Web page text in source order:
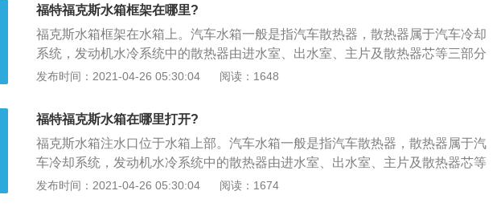
发动机；4、启动发动机后，罐内冷却液会慢慢减少，这时候再添加适量的冷却
液到膨胀罐内，直至液面达到冷却液膨胀罐MAX和MIN度之间的位置；5、重新
装上盖子，确保压力盖用手拧紧并完全入位。
福特福克斯水箱框架在哪里?
福克斯水箱框架在水箱上。汽车水箱一般是指汽车散热器，散热器属于汽车冷却
系统，发动机水冷系统中的散热器由进水室、出水室、主片及散热器芯等三部分
构成。汽车水箱加水步骤如下：1、逆时针方向转动压力盖，如果听到嘶嘶声，
罐MAX和MIN刻度之间的位置；3、在冷却液膨胀罐盖打开的情况下，启动发动
机；4、启动发动机后，罐内冷却液会慢慢减少，这时候再添加适量的冷却液到
膨胀罐内，直至液面达到冷却液膨胀罐MAX和MIN度之间的位置；5、重新装上
盖子，确保压力盖用手拧紧并完全入位。
发布时间：2021-04-26 05:30:04 阅读：1648
福特福克斯水箱在哪里打开?
福克斯水箱注水口位于水箱上部。汽车水箱一般是指汽车散热器，散热器属于汽
车冷却系统，发动机水冷系统中的散热器由进水室、出水室、主片及散热器芯等
三部分构成。汽车水箱加水步骤如下：1、逆时针方向转动压力盖，如果听到嘶
发布时间：2021-04-26 05:30:04 阅读：1674